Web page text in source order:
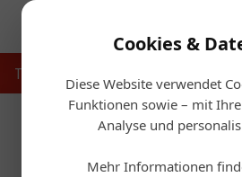
Cookies &
Diese Website verwendet
Funktionen sowie – mit
Analyse und
Mehr Informationen
Touristik